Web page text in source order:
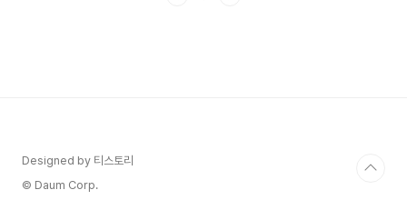
Designed by 티스토리
© Daum Corp.